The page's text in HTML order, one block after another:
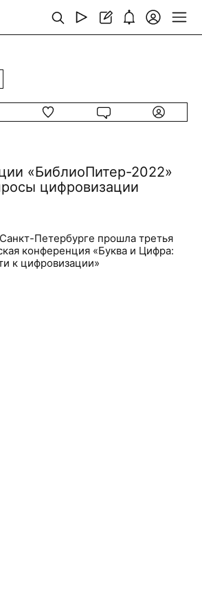
«БиблиоПитер-2022»
цифровизации
Петербурге прошла третья
конференция «Буква и Цифра:
к цифровизации»